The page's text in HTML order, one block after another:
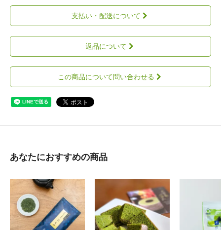
支払い・配送について
返品について
この商品について問い合わせる
あなたにおすすめの商品